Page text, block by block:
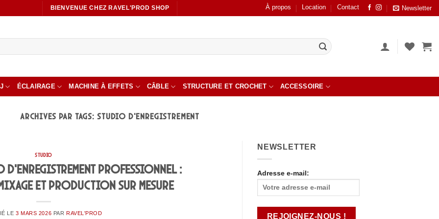
BIENVENUE CHEZ RAVEL'PROD SHOP À propos Location Contact Newsletter
ÉCLAIRAGE MACHINE À EFFETS CÂBLE STRUCTURE ET CROCHET ACCESSOIRE
ARCHIVES PAR TAGS: STUDIO D’ENREGISTREMENT
STUDIO
professionnel :
et production sur mesure
LE 3 MARS 2026 PAR RAVEL'PROD
NEWSLETTER
Adresse e-mail: